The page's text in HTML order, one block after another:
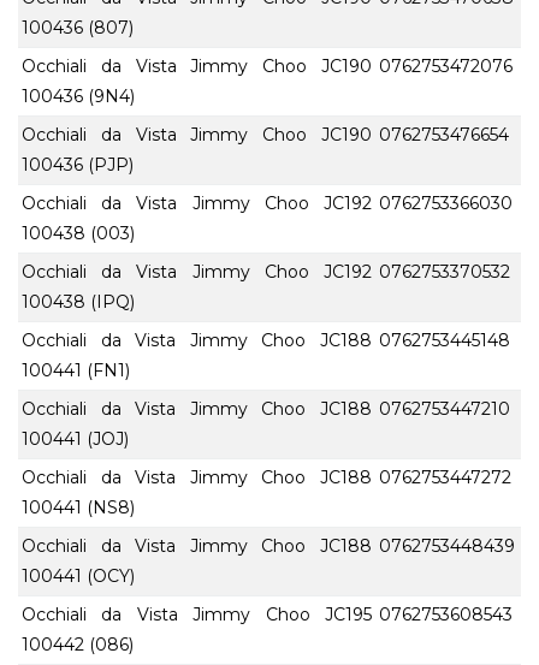
100436 (807)
Occhiali da Vista Jimmy Choo JC190
100436 (9N4)
0762753472076
Occhiali da Vista Jimmy Choo JC190
100436 (PJP)
0762753476654
Occhiali da Vista Jimmy Choo JC192
100438 (003)
0762753366030
Occhiali da Vista Jimmy Choo JC192
100438 (IPQ)
0762753370532
Occhiali da Vista Jimmy Choo JC188
100441 (FN1)
0762753445148
Occhiali da Vista Jimmy Choo JC188
100441 (JOJ)
0762753447210
Occhiali da Vista Jimmy Choo JC188
100441 (NS8)
0762753447272
Occhiali da Vista Jimmy Choo JC188
100441 (OCY)
0762753448439
Occhiali da Vista Jimmy Choo JC195
100442 (086)
0762753608543